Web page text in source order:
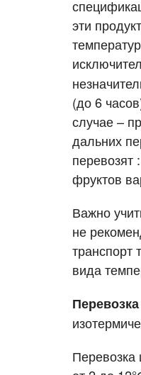
эти
(до 6
случае –
дальних
перевозят
фруктов
Важно
не
транспорт
вида
Перевозка